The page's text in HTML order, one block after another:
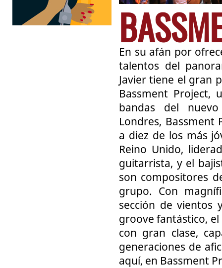
En su afán por
talentos del
Javier tiene el gran
Bassment Project,
bandas del
Londres, Bassment
a diez de los más
Reino Unido,
guitarrista, y el
son compositores
grupo. Con
sección de vientos
groove fantástico,
con gran clase,
generaciones de
aquí, en Bassment